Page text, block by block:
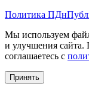
Политика ПДн
Мы используем
и улучшения сайта.
соглашаетесь с
Принять